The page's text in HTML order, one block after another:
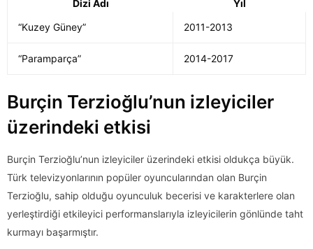
Dizi Adı
Yıl
“Kuzey Güney”
2011-2013
“Paramparça” 2014-2017
Burçin Terzioğlu’nun izleyiciler
üzerindeki etkisi
Burçin Terzioğlu’nun izleyiciler üzerindeki etkisi oldukça büyük.
Türk televizyonlarının popüler oyuncularından olan Burçin
Terzioğlu, sahip olduğu oyunculuk becerisi ve karakterlere olan
yerleştirdiği etkileyici performanslarıyla izleyicilerin gönlünde taht
kurmayı başarmıştır.